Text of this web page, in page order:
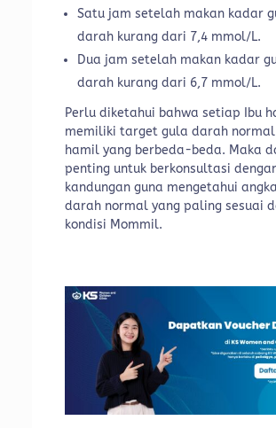
Satu jam setelah makan kadar
darah kurang dari 7,4 mmol/L.
Dua jam setelah makan kadar
darah kurang dari 6,7 mmol/L.
Perlu diketahui bahwa setiap Ibu
memiliki target gula darah normal
hamil yang berbeda-beda. Maka
penting untuk berkonsultasi
kandungan guna mengetahui
darah normal yang paling sesuai
kondisi Mommil.